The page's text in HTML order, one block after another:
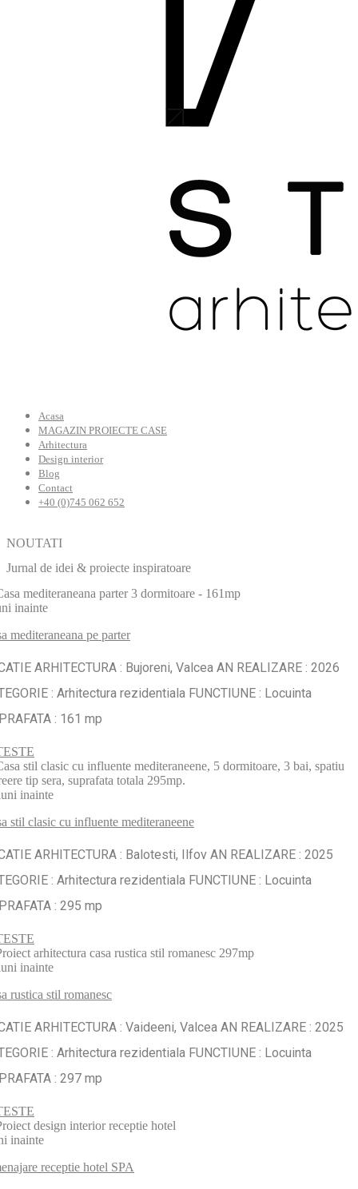
Acasa
MAGAZIN PROIECTE CASE
Arhitectura
Design interior
Blog
Contact
+40 (0)745 062 652
NOUTATI
Jurnal de idei & proiecte inspiratoare
inainte
mediteraneana pe parter
ARHITECTURA : Bujoreni, Valcea AN REALIZARE : 2026
: Arhitectura rezidentiala FUNCTIUNE : Locuinta
: 161 mp
inainte
stil clasic cu influente mediteraneene
ARHITECTURA : Balotesti, Ilfov AN REALIZARE : 2025
: Arhitectura rezidentiala FUNCTIUNE : Locuinta
: 295 mp
inainte
rustica stil romanesc
ARHITECTURA : Vaideeni, Valcea AN REALIZARE : 2025
: Arhitectura rezidentiala FUNCTIUNE : Locuinta
: 297 mp
inainte
receptie hotel SPA